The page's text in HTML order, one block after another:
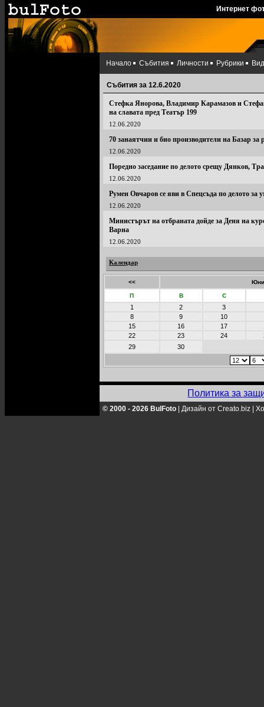
Интернет
Начало Събития Личности Рубрики
Събития за 12.6.2020
Стефка Янорова, Владимир Карамазов и
на славата пред Театър 199
12.06.2020
70 занаятчии и био производители на Базар за
12.06.2020
Поредно заседание по делото срещу Дянков,
12.06.2020
Румен Овчаров се яви в Спецсъда по делото за
12.06.2020
Министърът на отбраната дойде за Деня на
Варна
12.06.2020
Календар
<<
П В С
1 2
3
8
9
10
15
16 17
22
23 24
29
30
Политика за
© 2000 - 2026 BulFoto Дизайн от Creato.biz